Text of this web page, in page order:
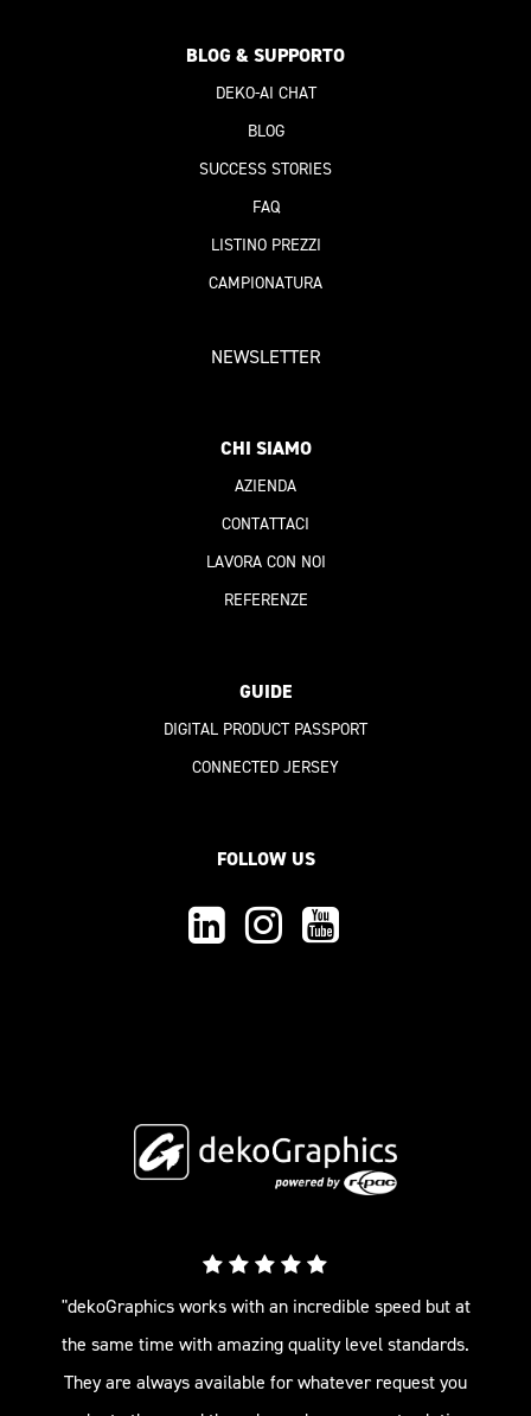
BLOG & SUPPORTO
DEKO-AI CHAT
BLOG
SUCCESS STORIES
FAQ
LISTINO PREZZI
CAMPIONATURA
NEWSLETTER
CHI SIAMO
AZIENDA
CONTATTACI
LAVORA CON NOI
REFERENZE
GUIDE
DIGITAL PRODUCT PASSPORT
CONNECTED JERSEY
FOLLOW US
"dekoGraphics works with an incredible speed but at
the same time with amazing quality level standards.
They are always available for whatever request you